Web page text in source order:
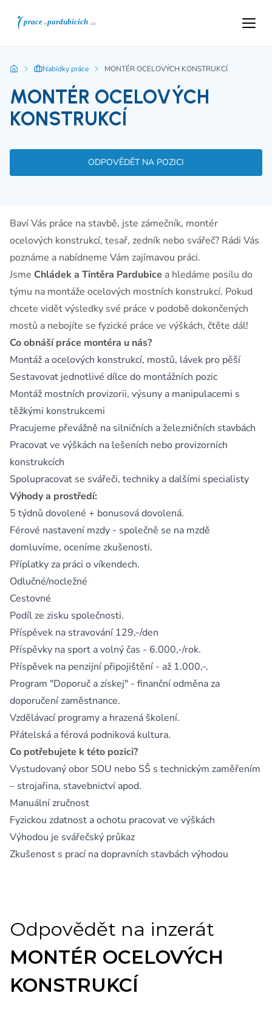
Nabídky práce MONTÉR OCELOVÝCH KONSTRUKCÍ
MONTÉR OCELOVÝCH
KONSTRUKCÍ
ODPOVĚDĚT NA POZICI
Baví Vás práce na stavbě, jste zámečník, montér
ocelových konstrukcí, tesař, zedník nebo svářeč? Rádi Vás
poznáme a nabídneme Vám zajímavou práci.
Jsme Chládek a Tintěra Pardubice a hledáme posilu do
týmu na montáže ocelových mostních konstrukcí. Pokud
chcete vidět výsledky své práce v podobě dokončených
mostů a nebojíte se fyzické práce ve výškách, čtěte dál!
Co obnáší práce montéra u nás?
Montáž a ocelových konstrukcí, mostů, lávek pro pěší
Sestavovat jednotlivé dílce do montážních pozic
Montáž mostních provizorii, výsuny a manipulacemi s
těžkými konstrukcemi
Pracujeme převážně na silničních a železničních stavbách
Pracovat ve výškách na lešeních nebo provizorních
konstrukcích
Spolupracovat se svářeči, techniky a dalšími specialisty
Výhody a prostředí:
5 týdnů dovolené + bonusová dovolená.
Férové nastavení mzdy - společně se na mzdě
domluvíme, oceníme zkušenosti.
Příplatky za práci o víkendech.
Odlučné/nocležné
Cestovné
Podíl ze zisku společnosti.
Příspěvek na stravování 129,-/den
Příspěvky na sport a volný čas - 6.000,-/rok.
Příspěvek na penzijní připojištění - až 1.000,-.
Program "Doporuč a získej" - finanční odměna za
doporučení zaměstnance.
Vzdělávací programy a hrazená školení.
Přátelská a férová podniková kultura.
Co potřebujete k této pozici?
Vystudovaný obor SOU nebo SŠ s technickým zaměřením
– strojařina, stavebnictví apod.
Manuální zručnost
Fyzickou zdatnost a ochotu pracovat ve výškách
Výhodou je svářečský průkaz
Zkušenost s prací na dopravních stavbách výhodou